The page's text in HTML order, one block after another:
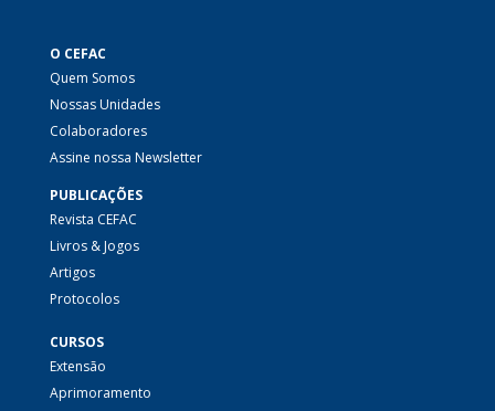
O CEFAC
Quem Somos
Nossas Unidades
Colaboradores
Assine nossa Newsletter
PUBLICAÇÕES
Revista CEFAC
Livros & Jogos
Artigos
Protocolos
CURSOS
Extensão
Aprimoramento